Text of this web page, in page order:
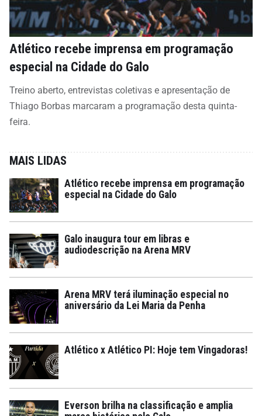
Atlético recebe imprensa em programação
especial na Cidade do Galo
Treino aberto, entrevistas coletivas e apresentação de
Thiago Borbas marcaram a programação desta quinta-
feira.
MAIS LIDAS
Atlético recebe imprensa em programação
especial na Cidade do Galo
Galo inaugura tour em libras e
audiodescrição na Arena MRV
Arena MRV terá iluminação especial no
aniversário da Lei Maria da Penha
Atlético x Atlético PI: Hoje tem Vingadoras!
Everson brilha na classificação e amplia